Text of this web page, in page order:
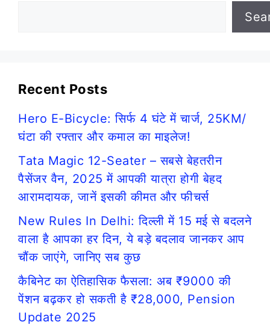
Recent Posts
Hero E-Bicycle: सिर्फ 4 घंटे में चार्ज, 25KM/
घंटा की रफ्तार और कमाल का माइलेज!
Tata Magic 12-Seater – सबसे बेहतरीन
पैसेंजर वैन, 2025 में आपकी यात्रा होगी बेहद
आरामदायक, जानें इसकी कीमत और फीचर्स
New Rules In Delhi: दिल्ली में 15 मई से बदलने
वाला है आपका हर दिन, ये बड़े बदलाव जानकर आप
चौंक जाएंगे, जानिए सब कुछ
कैबिनेट का ऐतिहासिक फैसला: अब ₹9000 की
पेंशन बढ़कर हो सकती है ₹28,000, Pension
Update 2025